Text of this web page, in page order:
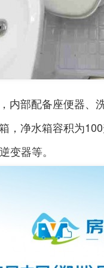
内部配备座便器
，净水箱容积为
变器等。